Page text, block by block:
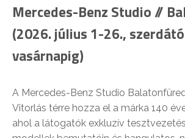
Mercedes-Benz Studio //
(2026. július 1-26.,
vasárnapig)
A Mercedes-Benz Studio
Vitorlás térre hozza el a márka 140
ahol a látogatók exkluzív